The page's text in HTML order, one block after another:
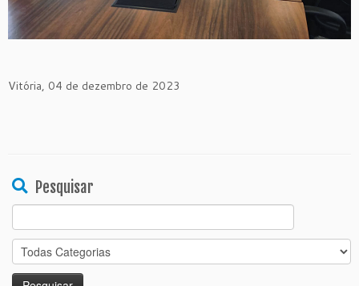
Vitória, 04 de dezembro de 2023
Pesquisar
Search
for: